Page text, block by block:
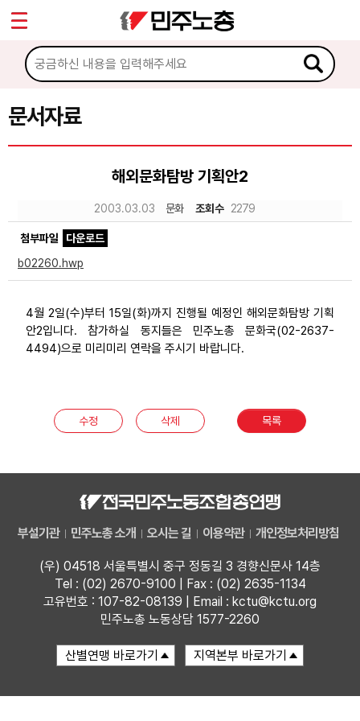
문서자료
해외문화탐방 기획안2
2003.03.03 문화 조회수 2279
첨부파일
다운로드
b02260.hwp
4월 2일(수)부터 15일(화)까지 진행될 예정인 해외문화탐방 기획
안2입니다. 참가하실 동지들은 민주노총 문화국(02-2637-
4494)으로 미리미리 연락을 주시기 바랍니다.
수정 삭제 목록
부설기관 민주노총 소개 오시는 길 이용약관 개인정보처리방침
(우) 04518 서울특별시 중구 정동길 3 경향신문사 14층
Tel : (02) 2670-9100 | Fax : (02) 2635-1134
고유번호 : 107-82-08139 | Email : kctu@kctu.org
민주노총 노동상담 1577-2260
마이페이지
소개
소식
문서자료
미디어자료
카드뉴스
Sketchbook5, 스케치북5
Sketchbook5, 스케치북5